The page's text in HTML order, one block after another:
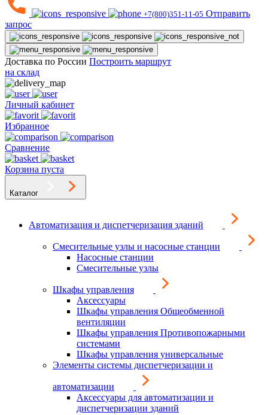
+7(800)351-11-05 Отправить
запрос
Доставка по России Построить маршрут
на склад
Личный кабинет
Избранное
Сравнение
Корзина пуста
Каталог
Автоматизация и диспетчеризация зданий
Смесительные узлы и насосные станции
Насосные станции
Смесительные узлы
Шкафы управления
Аксессуары
Шкафы управления Общеобменной
вентиляции
Шкафы управления Противопожарными
системами
Шкафы управления универсальные
Элементы системы диспетчеризации и
автоматизации
Аксессуары для автоматизации и
диспетчеризации зданий